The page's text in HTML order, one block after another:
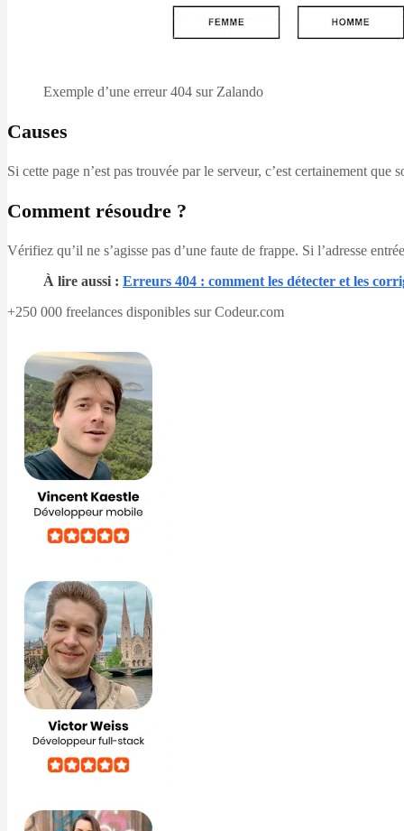
Exemple d’une erreur 404 sur Zalando
Causes
Si cette page n’est pas trouvée par le serveur, c’est certainement
Comment résoudre ?
Vérifiez qu’il ne s’agisse pas d’une faute de frappe. Si l’adresse
À lire aussi : Erreurs 404 : comment les détecter et les
+250 000 freelances disponibles sur Codeur.com